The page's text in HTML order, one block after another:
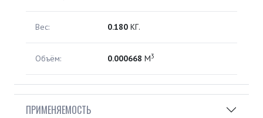
Вес: 0.180 КГ.
Объём: 0.000668 М3
ПРИМЕНЯЕМОСТЬ